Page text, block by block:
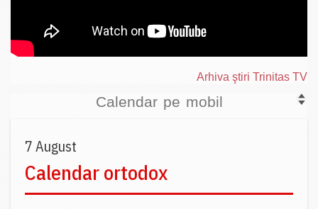
Arhiva ştiri Trinitas TV
Calendar pe mobil
7 August
Calendar ortodox